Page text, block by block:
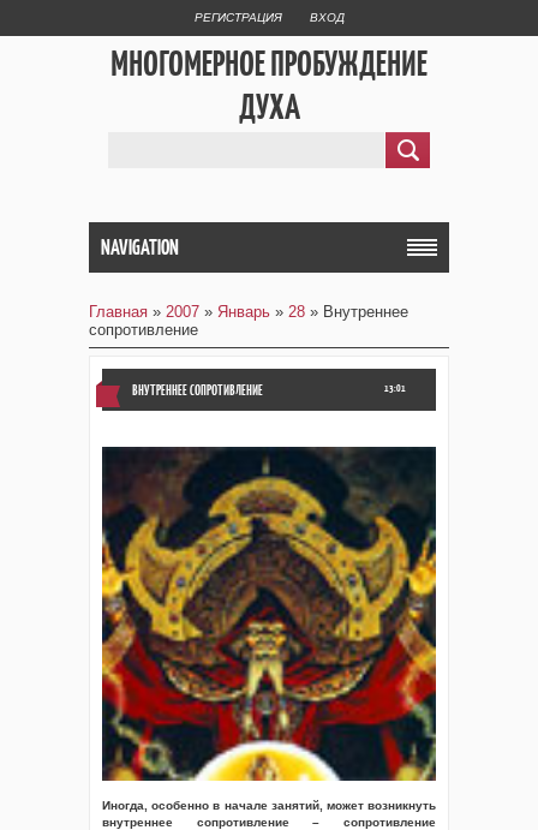
РЕГИСТРАЦИЯ ВХОД
МНОГОМЕРНОЕ ПРОБУЖДЕНИЕ
ДУХА
NAVIGATION
Главная » 2007 » Январь » 28 » Внутреннее
сопротивление
13:01
ВНУТРЕННЕЕ СОПРОТИВЛЕНИЕ
Иногда, особенно в начале занятий, может возникнуть
внутреннее сопротивление – сопротивление